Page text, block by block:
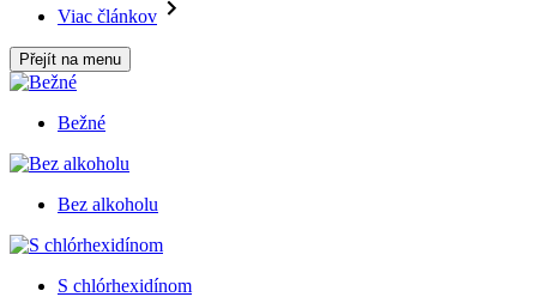
Viac článkov
Přejít na menu
Bežné
Bez alkoholu
S chlórhexidínom